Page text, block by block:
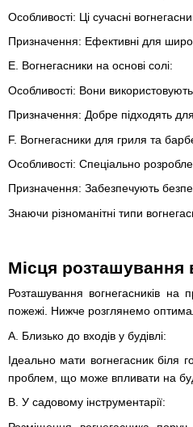
Особливості: Ці сучасні
Призначення: Ефективні для
E. Вогнегасники на основі солі:
Особливості: Вони використовують
Призначення: Добре підходять
F. Вогнегасники для гриля та
Особливості: Спеціально
Призначення: Забезпечують
Знаючи різноманітні типи
Місця розташування
Розташування вогнегасників на
пожежі. Нижче розглянемо
A. Близько до входів у будівлі:
Ідеально мати вогнегасник біля
проблем, що може впливати на
B. У садовому інструментарії: